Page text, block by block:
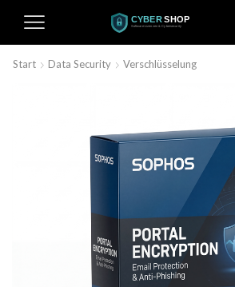
Start Data Security Verschlüsselung